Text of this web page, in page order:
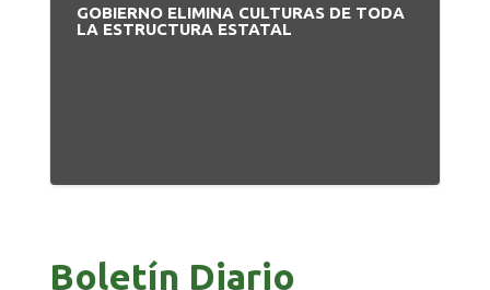
GOBIERNO ELIMINA CULTURAS DE TODA
LA ESTRUCTURA ESTATAL
Boletín Diario